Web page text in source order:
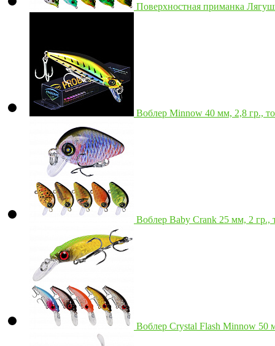
Поверхностная приманка
Воблер Minnow 40 мм, 2,8 гр.,
Воблер Baby Crank 25 мм, 2 гр.,
Воблер Crystal Flash Minnow 50